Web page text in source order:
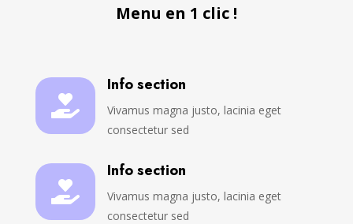
Menu en 1 clic !

Info section
Vivamus magna justo, lacinia eget
consectetur sed

Info section
Vivamus magna justo, lacinia eget
consectetur sed